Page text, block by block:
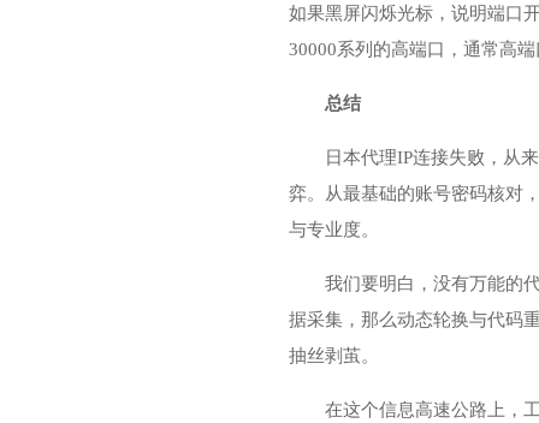
如果黑屏闪烁光标，说明端口
30000系列的高端口，通常高
总结
日本代理IP连接失败，从
弈。从最基础的账号密码核对
与专业度。
我们要明白，没有万能的
据采集，那么动态轮换与代码
抽丝剥茧。
在这个信息高速公路上，